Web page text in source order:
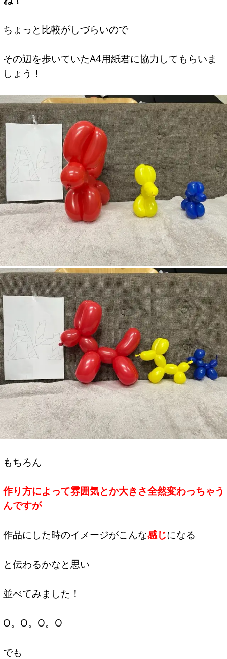
ちょっと比較がしづらいので
その辺を歩いていたA4用紙君に協力してもらいま
しょう！
もちろん
作り方によって雰囲気とか大きさ全然変わっちゃう
んですが
作品にした時のイメージがこんな感じになる
と伝わるかなと思い
並べてみました！
O。O。O。O
でも